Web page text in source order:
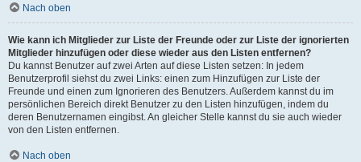
Nach oben
Wie kann ich Mitglieder zur Liste der Freunde oder zur Liste der ignorierten
Mitglieder hinzufügen oder diese wieder aus den Listen entfernen?
Du kannst Benutzer auf zwei Arten auf diese Listen setzen: In jedem
Benutzerprofil siehst du zwei Links: einen zum Hinzufügen zur Liste der
Freunde und einen zum Ignorieren des Benutzers. Außerdem kannst du im
persönlichen Bereich direkt Benutzer zu den Listen hinzufügen, indem du
deren Benutzernamen eingibst. An gleicher Stelle kannst du sie auch wieder
von den Listen entfernen.
Nach oben